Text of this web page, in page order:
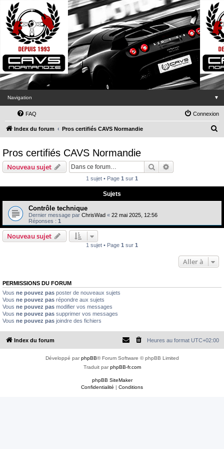
Navigation ▼
FAQ Connexion
Index du forum Pros certifiés CAVS Normandie
r
c
e
Pros certifiés CAVS Normandie
Nouveau sujet Rechercher
1 sujet • Page 1 sur 1
Sujets
Contrôle technique
Dernier message par ChrisWad « 22 mai 2025, 12:56
Réponses : 1
Nouveau sujet
1 sujet • Page 1 sur 1
Aller à
PERMISSIONS DU FORUM
Vous ne pouvez pas poster de nouveaux sujets
Vous ne pouvez pas répondre aux sujets
Vous ne pouvez pas modifier vos messages
Vous ne pouvez pas supprimer vos messages
Vous ne pouvez pas joindre des fichiers
Index du forum Heures au format UTC+02:00
Développé parphpBB® Forum Software © phpBB Limited
Traduit parphpBB-fr.com
phpBB SiteMaker
Confidentialité | Conditions